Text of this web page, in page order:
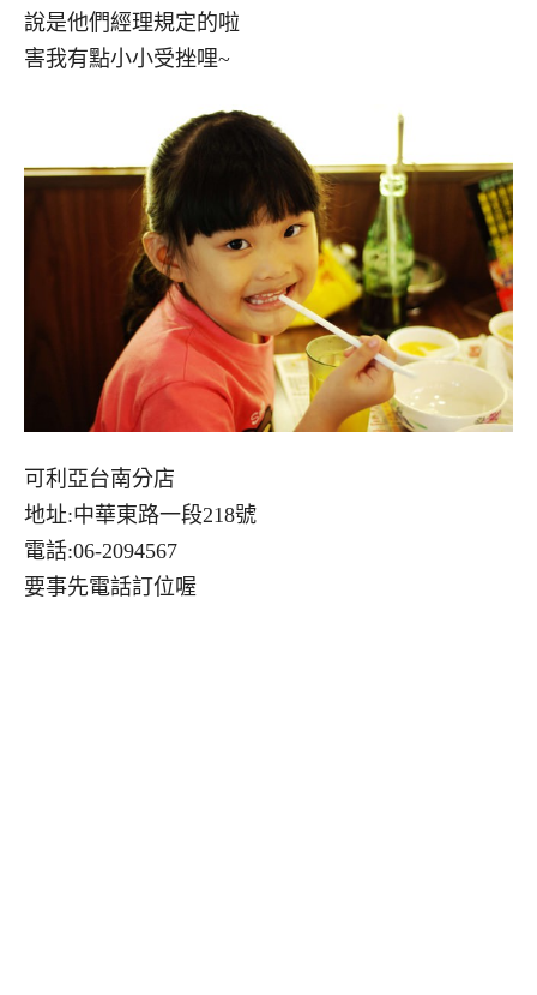
說是他們經理規定的啦
害我有點小小受挫哩~
可利亞台南分店
地址:中華東路一段218號
電話:06-2094567
要事先電話訂位喔